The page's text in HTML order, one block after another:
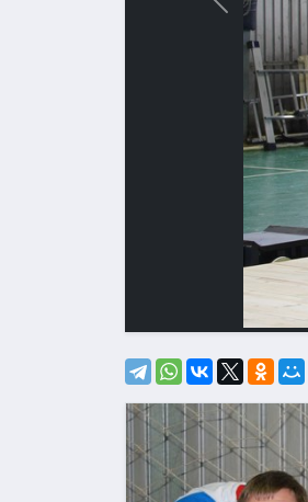
Назад